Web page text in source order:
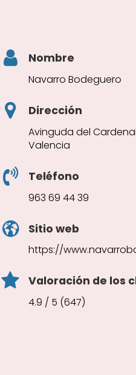
Nombre
Navarro Bodeguero
Dirección
Avinguda del Cardenal
Valencia
Teléfono
963 69 44 39
Sitio web
https://
Valoración de los
4.9 / 5 (647)